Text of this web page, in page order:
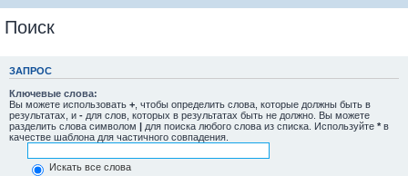
Поиск
ЗАПРОС
Ключевые слова:
Вы можете использовать + , чтобы определить слова, которые должны быть в
результатах, и - для слов, которых в результатах быть не должно. Вы можете
разделить слова символом | для поиска любого слова из списка. Используйте * в
качестве шаблона для частичного совпадения.
Искать все слова